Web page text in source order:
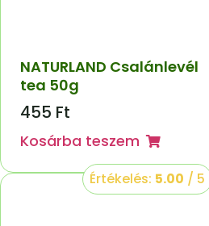
NATURLAND Csalánlevél
tea 50g
455 Ft
Kosárba teszem
Értékelés: 5.00 / 5